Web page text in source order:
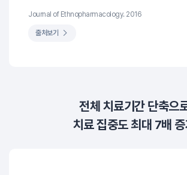
Journal of Ethnopharmacology. 2016
출처보기
전체 치료기간 단축으
치료 집중도 최대 7배